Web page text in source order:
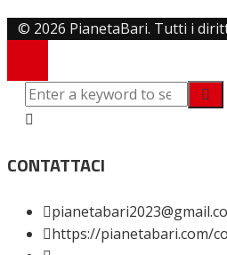
© 2026 PianetaBari. Tutti i
CONTATTACI
https://pianetabari.com/